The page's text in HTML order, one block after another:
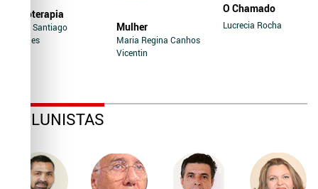
Soroterapia
Jairo Santiago
Novaes
Mulher
Maria Regina Canhos
Vicentin
O Chamado
Lucrecia Rocha
COLUNISTAS